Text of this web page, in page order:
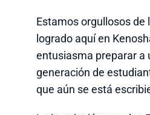
Estamos orgullosos de
logrado aquí en
entusiasma preparar a
generación de
que aún se está